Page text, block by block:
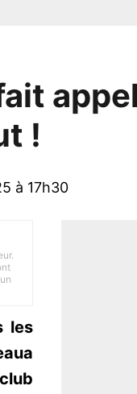
!
à 17h30
les